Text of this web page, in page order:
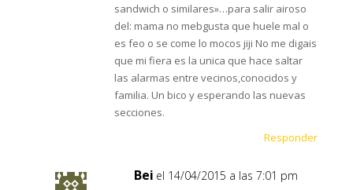
sandwich o similares»…para salir airoso
del: mama no mebgusta que huele mal o
es feo o se come lo mocos jiji No me digais
que mi fiera es la unica que hace saltar
las alarmas entre vecinos,conocidos y
familia. Un bico y esperando las nuevas
secciones.
Responder
Bei el 14/04/2015 a las 7:01 pm